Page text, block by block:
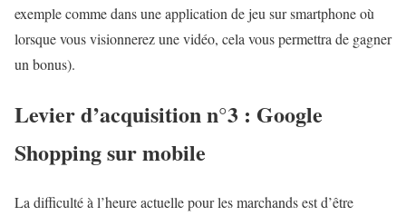
exemple comme dans une application de jeu sur smartphone où
lorsque vous visionnerez une vidéo, cela vous permettra de gagner
un bonus).
Levier d’acquisition n°3 : Google
Shopping sur mobile
La difficulté à l’heure actuelle pour les marchands est d’être